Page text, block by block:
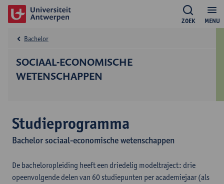
MENU
ZOEK
SOCIAAL-ECONOMISCHE
WETENSCHAPPEN
Bachelor
Studieprogramma
Bachelor sociaal-economische wetenschappen
De bacheloropleiding heeft een driedelig modeltraject: drie
opeenvolgende delen van 60 studiepunten per academiejaar (als